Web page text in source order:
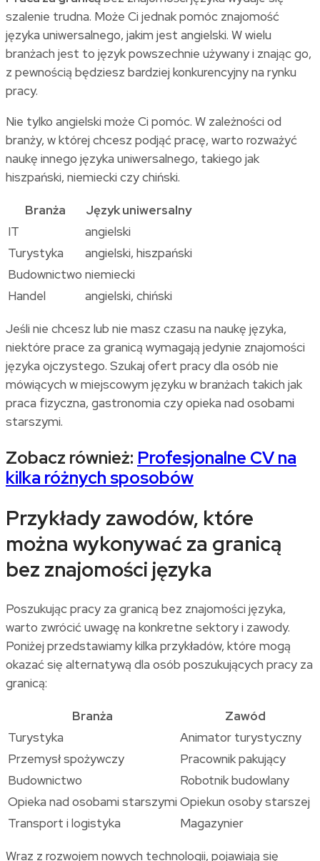
szalenie trudna. Może Ci jednak pomóc znajomość
języka uniwersalnego, jakim jest angielski. W wielu
branżach jest to język powszechnie używany i znając go,
z pewnością będziesz bardziej konkurencyjny na rynku
pracy.
Nie tylko angielski może Ci pomóc. W zależności od
branży, w której chcesz podjąć pracę, warto rozważyć
naukę innego języka uniwersalnego, takiego jak
hiszpański, niemiecki czy chiński.
Branża
Język uniwersalny
IT
angielski
Turystyka
angielski, hiszpański
Budownictwo niemiecki
Handel
angielski, chiński
Jeśli nie chcesz lub nie masz czasu na naukę języka,
niektóre prace za granicą wymagają jedynie znajomości
języka ojczystego. Szukaj ofert pracy dla osób nie
mówiących w miejscowym języku w branżach takich jak
praca fizyczna, gastronomia czy opieka nad osobami
starszymi.
Zobacz również: Profesjonalne CV na
kilka różnych sposobów
Przykłady zawodów, które
można wykonywać za granicą
bez znajomości języka
Poszukując pracy za granicą bez znajomości języka,
warto zwrócić uwagę na konkretne sektory i zawody.
Poniżej przedstawiamy kilka przykładów, które mogą
okazać się alternatywą dla osób poszukujących pracy za
granicą:
Branża
Zawód
Turystyka
Animator turystyczny
Przemysł spożywczy
Pracownik pakujący
Budownictwo
Robotnik budowlany
Opieka nad osobami starszymi Opiekun osoby starszej
Transport i logistyka
Magazynier
Wraz z rozwojem nowych technologii, pojawiają się